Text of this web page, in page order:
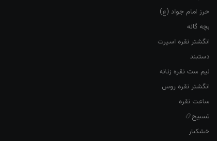
حرز امام جواد (ع)
بچه گانه
انگشتر نقره اسپرت
دستبند
نیم ست نقره زنانه
انگشتر نقره روس
ساعت نقره
تسبیح📿
خشکبار